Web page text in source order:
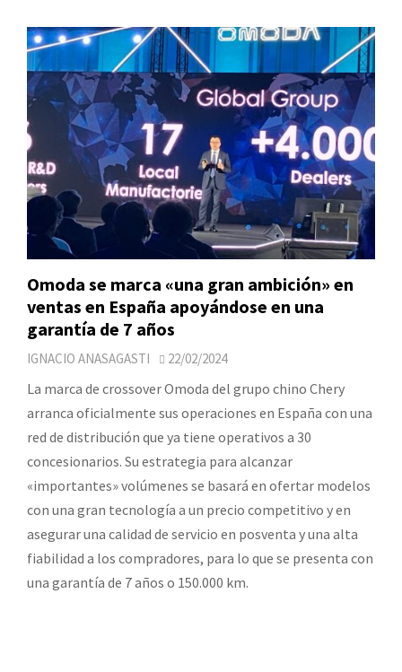
Omoda se marca «una gran ambición» en
ventas en España apoyándose en una
garantía de 7 años
IGNACIO ANASAGASTI 22/02/2024
La marca de crossover Omoda del grupo chino Chery
arranca oficialmente sus operaciones en España con una
red de distribución que ya tiene operativos a 30
concesionarios. Su estrategia para alcanzar
«importantes» volúmenes se basará en ofertar modelos
con una gran tecnología a un precio competitivo y en
asegurar una calidad de servicio en posventa y una alta
fiabilidad a los compradores, para lo que se presenta con
una garantía de 7 años o 150.000 km.